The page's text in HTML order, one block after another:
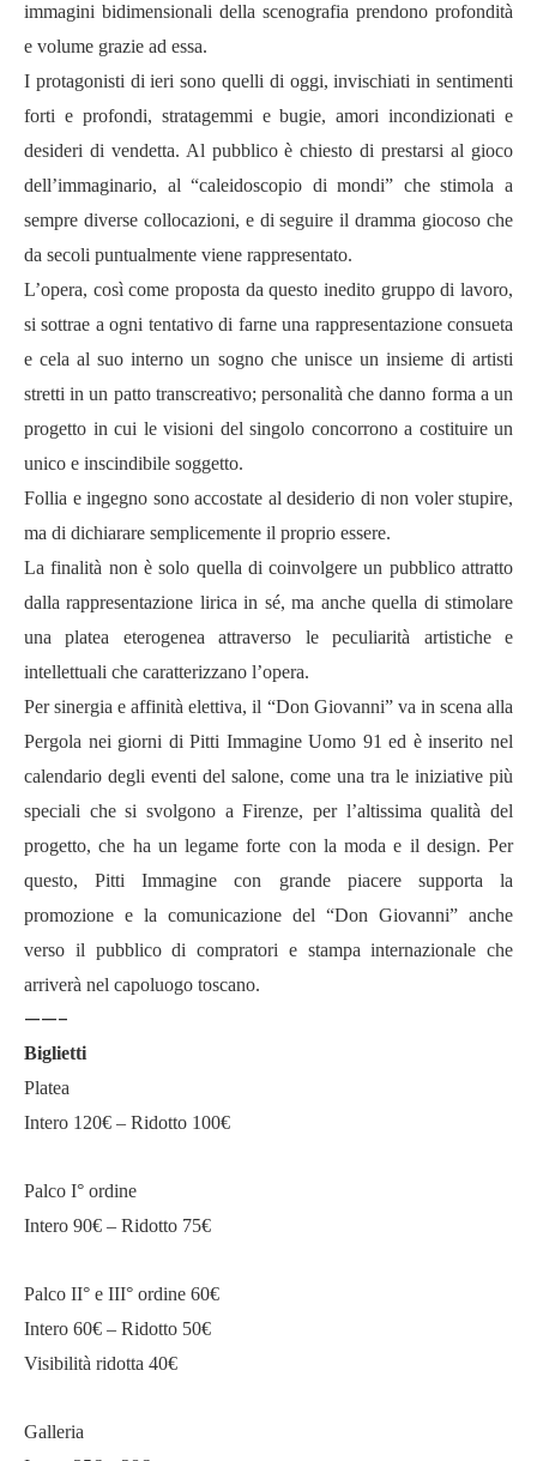
immagini bidimensionali della scenografia prendono profondità
e volume grazie ad essa.
I protagonisti di ieri sono quelli di oggi, invischiati in sentimenti
forti e profondi, stratagemmi e bugie, amori incondizionati e
desideri di vendetta. Al pubblico è chiesto di prestarsi al gioco
dell’immaginario, al “caleidoscopio di mondi” che stimola a
sempre diverse collocazioni, e di seguire il dramma giocoso che
da secoli puntualmente viene rappresentato.
L’opera, così come proposta da questo inedito gruppo di lavoro,
si sottrae a ogni tentativo di farne una rappresentazione consueta
e cela al suo interno un sogno che unisce un insieme di artisti
stretti in un patto transcreativo; personalità che danno forma a un
progetto in cui le visioni del singolo concorrono a costituire un
unico e inscindibile soggetto.
Follia e ingegno sono accostate al desiderio di non voler stupire,
ma di dichiarare semplicemente il proprio essere.
La finalità non è solo quella di coinvolgere un pubblico attratto
dalla rappresentazione lirica in sé, ma anche quella di stimolare
una platea eterogenea attraverso le peculiarità artistiche e
intellettuali che caratterizzano l’opera.
Per sinergia e affinità elettiva, il “Don Giovanni” va in scena alla
Pergola nei giorni di Pitti Immagine Uomo 91 ed è inserito nel
calendario degli eventi del salone, come una tra le iniziative più
speciali che si svolgono a Firenze, per l’altissima qualità del
progetto, che ha un legame forte con la moda e il design. Per
questo, Pitti Immagine con grande piacere supporta la
promozione e la comunicazione del “Don Giovanni” anche
verso il pubblico di compratori e stampa internazionale che
arriverà nel capoluogo toscano.
——-
Biglietti
Platea
Intero 120€ – Ridotto 100€
Palco I° ordine
Intero 90€ – Ridotto 75€
Palco II° e III° ordine 60€
Intero 60€ – Ridotto 50€
Visibilità ridotta 40€
Galleria